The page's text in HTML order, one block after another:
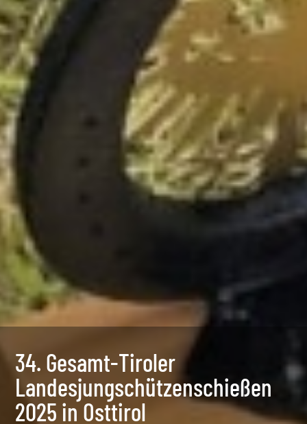
34. Gesamt-Tiroler
Landesjungschützenschießen
2025 in Osttirol